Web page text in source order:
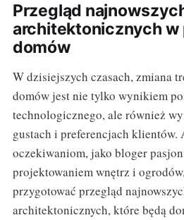
Przegląd
architektonicznych w
domów
W dzisiejszych czasach, zmiana
domów jest nie tylko wynikiem
technologicznego, ale również
gustach i preferencjach klientów.
oczekiwaniom, jako bloger
projektowaniem wnętrz i
przygotować przegląd
architektonicznych, które będą